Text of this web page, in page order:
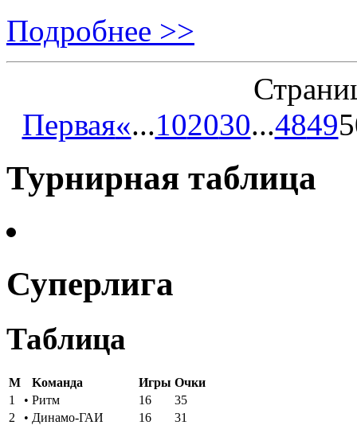
Подробнее >>
Первая«...102030...4849
Турнирная таблица
Суперлига
Таблица
M Kоманда Игры Oчки
1
• Ритм 16
35
2
• Динамо-ГАИ 16
31